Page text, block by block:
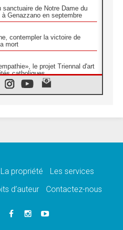
sanctuaire de Notre Dame du
à Genazzano en septembre
contempler la victoire de
mort
le projet Triennal d'art
catholiques
donner la parole aux religieuses
et mémoire nationale
par l'empathie» estime
La propriété
Les services
d’auteur Contactez-nous